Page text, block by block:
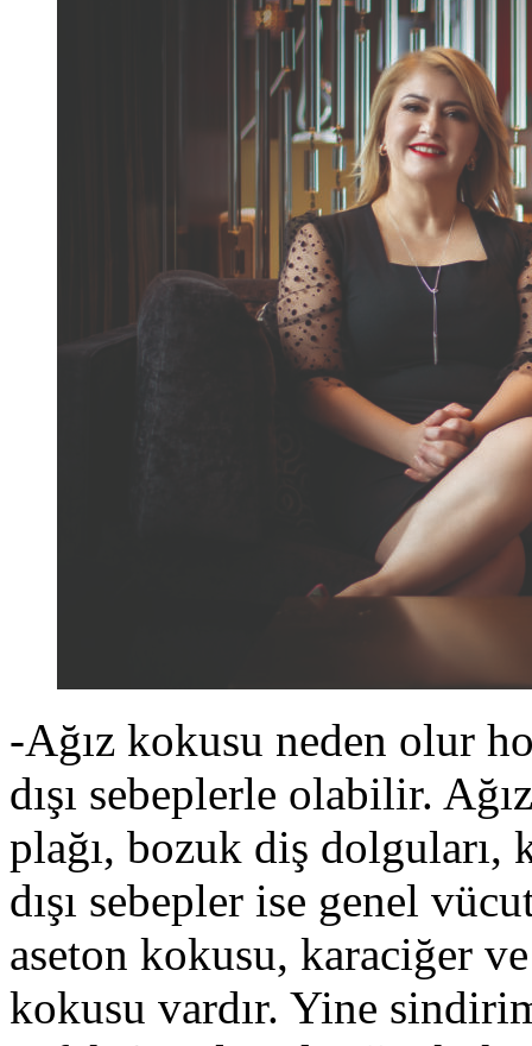
-Ağız kokusu neden olur
dışı sebeplerle olabilir.
plağı, bozuk diş dolguları,
dışı sebepler ise genel
aseton kokusu, karaciğer
kokusu vardır. Yine